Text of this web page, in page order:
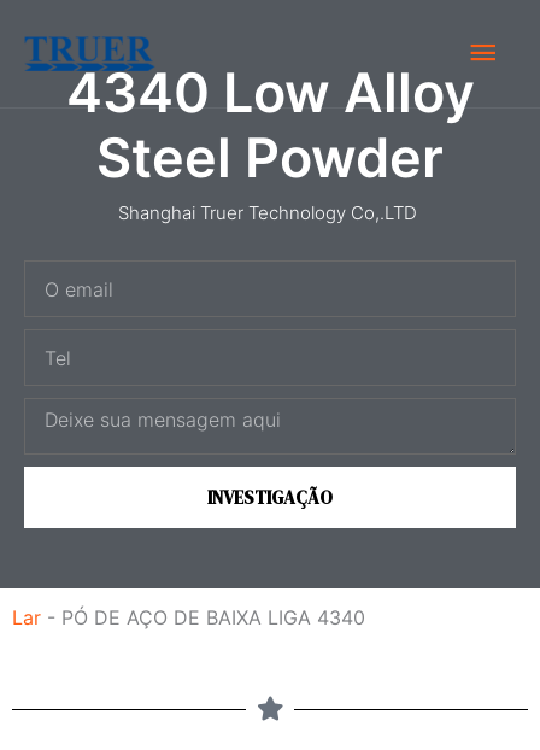
para
4340 Low Alloy
Steel Powder
Shanghai Truer Technology Co,.LTD
g
e
INVESTIGAÇÃO
Lar - PÓ DE AÇO DE BAIXA LIGA 4340